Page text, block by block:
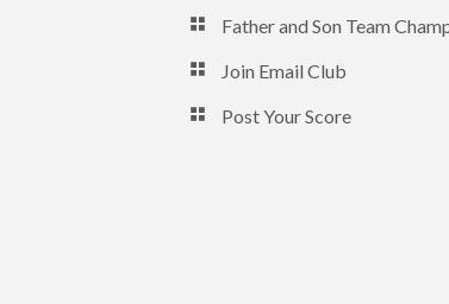
Father and Son Team
Join Email Club
Post Your Score